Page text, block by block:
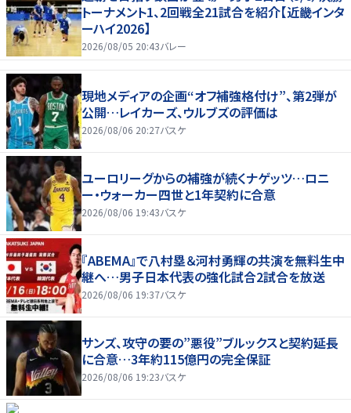
トーナメント1、2回戦全21試合を紹介【近畿インタ
ーハイ2026】
2026/08/05 20:43バレー
現地メディアの企画“オフ補強格付け”、第2弾が
公開…レイカーズ、ウルブズの評価は
2026/08/06 20:27バスケ
ユーロリーグからの補強が続くナゲッツ…ロニ
ー・ウォーカー四世と1年契約に合意
2026/08/06 19:43バスケ
『ABEMA』で八村塁＆河村勇輝の共演を無料生中
継へ…男子日本代表の強化試合2試合を放送
2026/08/06 19:37バスケ
サンズ、攻守の要の”悪役”ブルックスと契約延長
に合意…3年約115億円の完全保証
2026/08/06 19:23バスケ